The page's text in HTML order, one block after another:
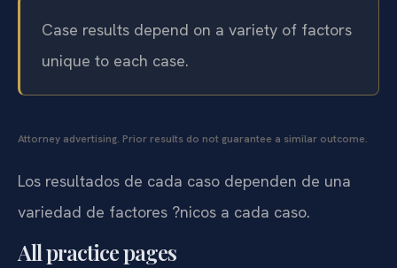
Case results depend on a variety of factors
unique to each case.
Attorney advertising. Prior results do not guarantee a similar outcome.
Los resultados de cada caso dependen de una
variedad de factores ?nicos a cada caso.
All practice pages